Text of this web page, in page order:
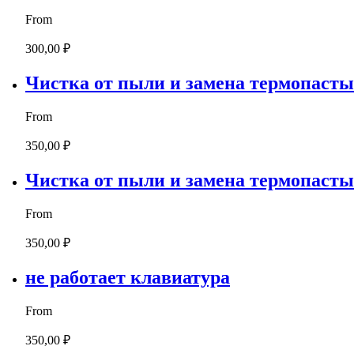
From
300,00 ₽
Чистка от пыли и замена термопасты
From
350,00 ₽
Чистка от пыли и замена
From
350,00 ₽
не работает клавиатура
From
350,00 ₽